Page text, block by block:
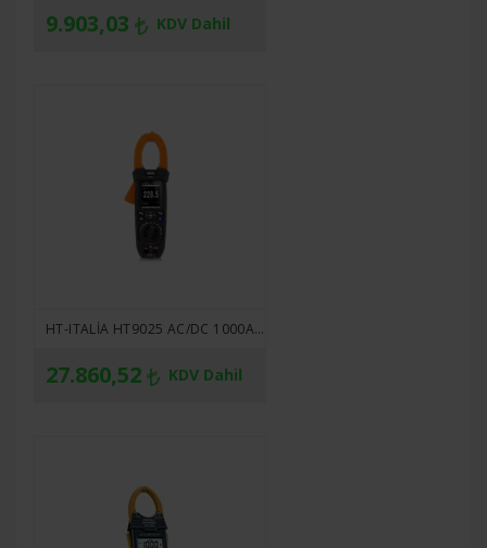
9.903,03 KDV Dahil
HT-ITALIA HT9025 AC/DC 1000A/1500V SOLAR PENSAMPERMETRE
27.860,52 KDV Dahil